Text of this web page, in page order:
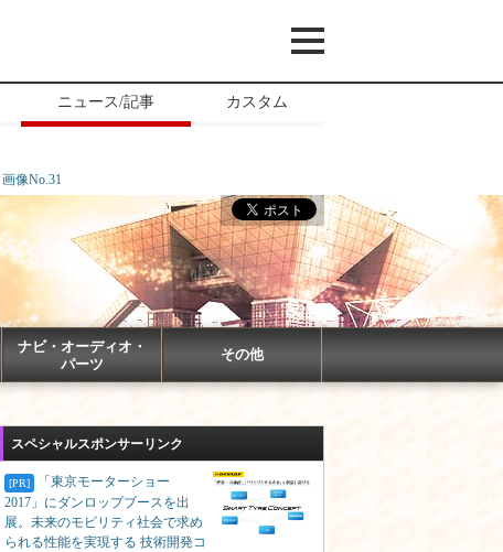
ニュース/記事 カスタム
画像No.31
ナビ・オーディオ・
パーツ
その他
スペシャルスポンサーリンク
[PR]
「東京モーターショー
2017」にダンロップブースを出
展。未来のモビリティ社会で求め
られる性能を実現する 技術開発コ